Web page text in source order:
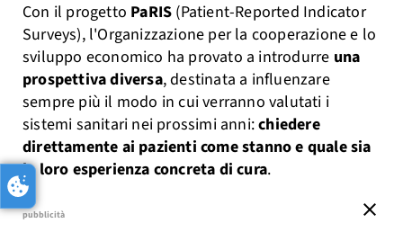
Con il progetto PaRIS (Patient-Reported Indicator
Surveys), l'Organizzazione per la cooperazione e lo
sviluppo economico ha provato a introdurre una
prospettiva diversa, destinata a influenzare
sempre più il modo in cui verranno valutati i
sistemi sanitari nei prossimi anni:chiedere
direttamente ai pazienti come stanno e quale sia
la loro esperienza concreta di cura.
close
pubblicità